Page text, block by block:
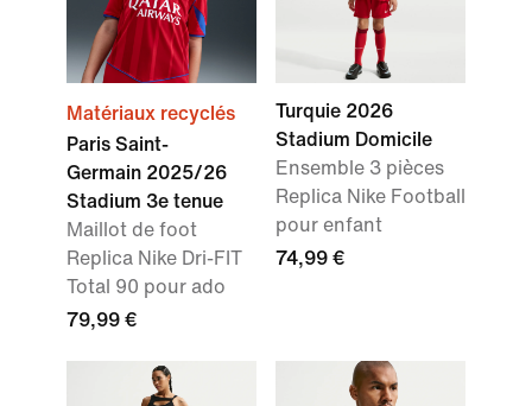
Matériaux recyclés
Paris Saint-
Germain 2025/26
Stadium 3e tenue
Maillot de foot
Replica Nike Dri-FIT
Total 90 pour ado
79,99 €
Turquie 2026
Stadium Domicile
Ensemble 3 pièces
Replica Nike Football
pour enfant
74,99 €